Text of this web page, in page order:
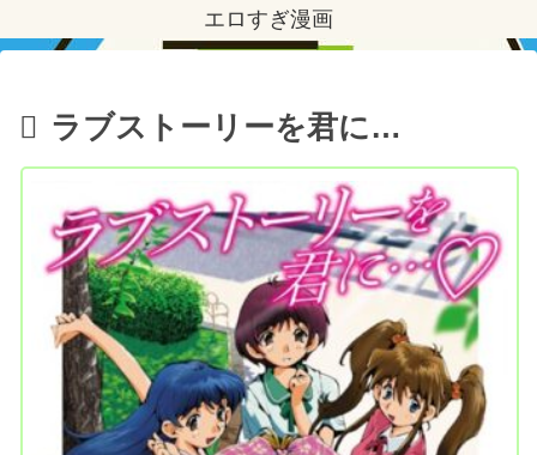
エロすぎ漫画
ラブストーリーを君に…